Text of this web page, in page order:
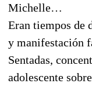
Michelle…
Eran tiempos de
y manifestación
Sentadas,
adolescente